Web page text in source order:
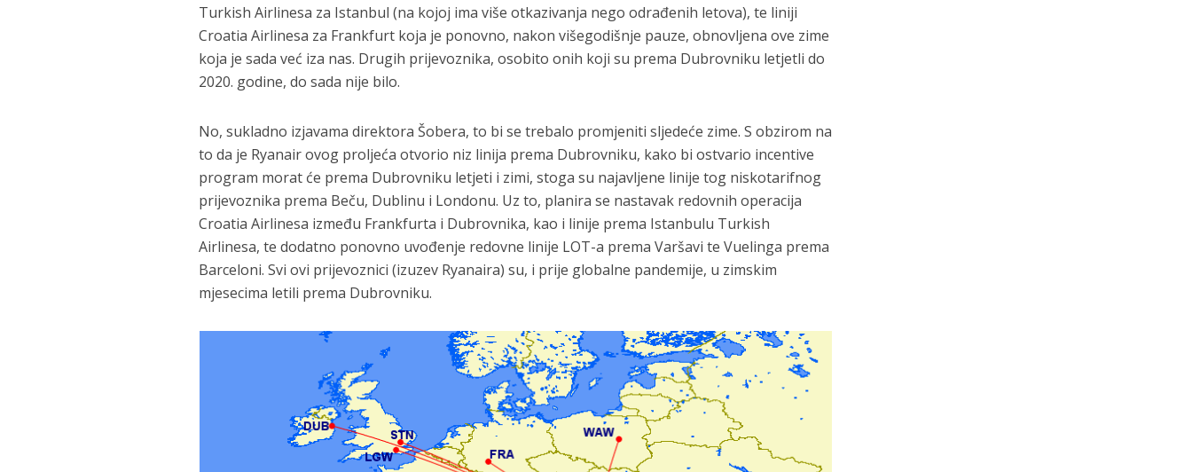
Turkish Airlinesa za Istanbul (na kojoj ima više otkazivanja nego odrađenih letova), te liniji
Croatia Airlinesa za Frankfurt koja je ponovno, nakon višegodišnje pauze, obnovljena ove zime
koja je sada već iza nas. Drugih prijevoznika, osobito onih koji su prema Dubrovniku letjetli do
2020. godine, do sada nije bilo.
No, sukladno izjavama direktora Šobera, to bi se trebalo promjeniti sljedeće zime. S obzirom na
to da je Ryanair ovog proljeća otvorio niz linija prema Dubrovniku, kako bi ostvario incentive
program morat će prema Dubrovniku letjeti i zimi, stoga su najavljene linije tog niskotarifnog
prijevoznika prema Beču, Dublinu i Londonu. Uz to, planira se nastavak redovnih operacija
Croatia Airlinesa između Frankfurta i Dubrovnika, kao i linije prema Istanbulu Turkish
Airlinesa, te dodatno ponovno uvođenje redovne linije LOT-a prema Varšavi te Vuelinga prema
Barceloni. Svi ovi prijevoznici (izuzev Ryanaira) su, i prije globalne pandemije, u zimskim
mjesecima letili prema Dubrovniku.